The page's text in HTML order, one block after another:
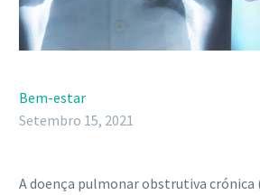
Bem-estar
Setembro 15, 2021
A doença pulmonar obstrutiva crónica